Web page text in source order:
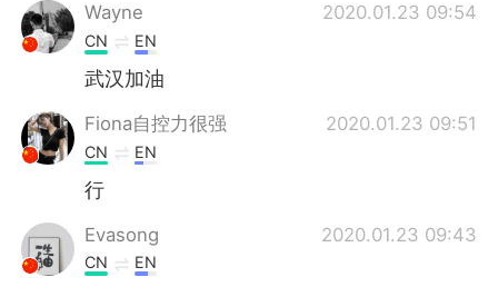
Wayne 2020.01.23 09:54
CN EN
武汉加油
Fiona自控力很强 2020.01.23 09:51
CN EN
行
Evasong 2020.01.23 09:43
CN EN